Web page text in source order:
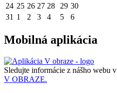
24 25 26 27 28 29 30
31 1 2 3 4 5 6
Mobilná aplikácia
Sledujte informácie z nášho webu v
V OBRAZE.